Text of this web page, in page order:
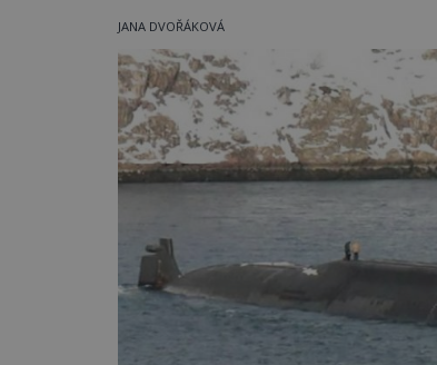
JANA DVOŘÁKOVÁ